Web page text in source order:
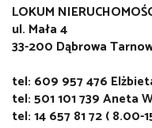
LOKUM
ul. Mała 4
33-200 Dąbrowa
tel: 609 957 476
tel: 501 101 739 Aneta
tel: 14 657 81 72 ( 8.00-